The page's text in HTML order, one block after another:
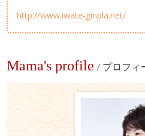
http://www.iwate-ginpla.net/
Mama's profile / プロフィ